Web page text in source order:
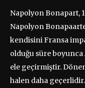
Napolyon Bonapart,
Napolyon
kendisini Fransa
olduğu süre
ele geçirmiştir.
halen daha